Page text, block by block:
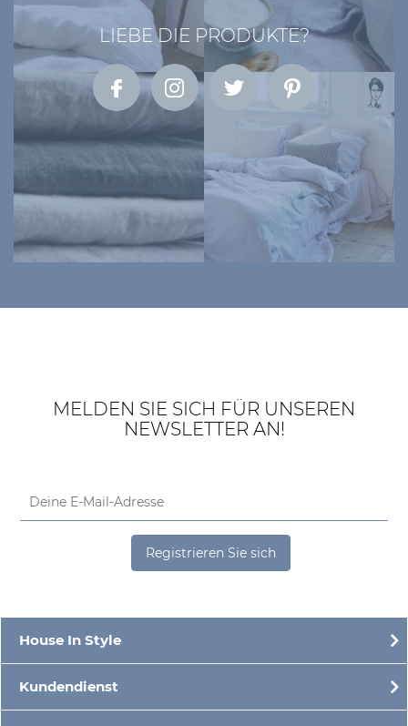
LIEBE DIE PRODUKTE?
MELDEN SIE SICH FÜR UNSEREN
NEWSLETTER AN!
Registrieren Sie sich
House In Style
Kundendienst